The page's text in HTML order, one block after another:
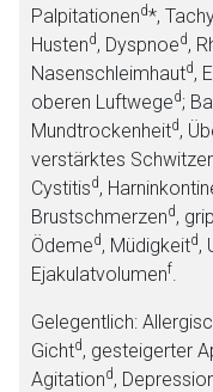
Palpitationend*,
Hustend, Dyspnoed,
Nasenschleimhautd,
oberen Luftweged;
Mundtrockenheitd,
verstärktes
Cystitisd,
Brustschmerzend,
Ödemed, Müdigkeitd,
Ejakulatvolumenf.
Gelegentlich:
Gichtd, gesteigerter
Agitationd,